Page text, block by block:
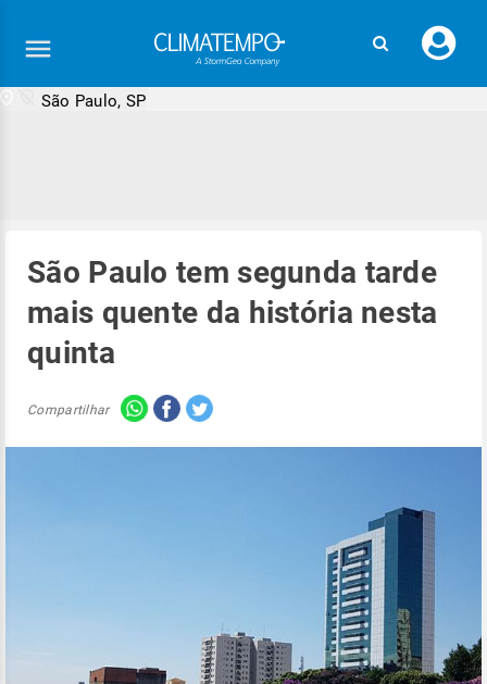
seu
São Paulo, SP
São Paulo tem segunda tarde
mais quente da história nesta
quinta
Compartilhar